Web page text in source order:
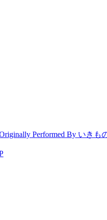
Performed By いきも